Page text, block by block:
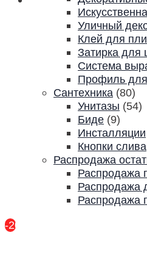
Уличный
Клей для
Затирка для
Система
Профиль для
Сантехника (80)
Унитазы (54)
Биде (9)
Инсталляции
Кнопки слива
Распродажа
Распродажа
Распродажа
Распродажа
-20%